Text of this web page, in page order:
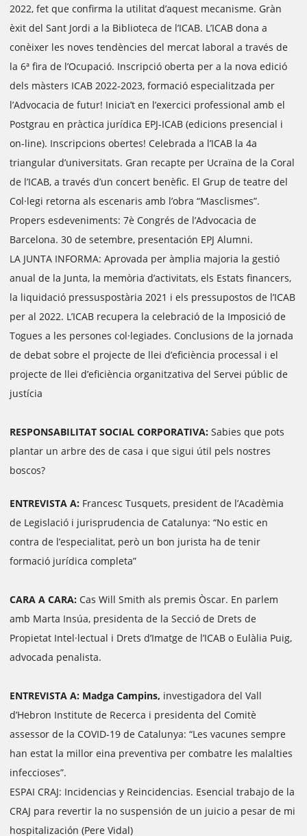
2022, fet que confirma la utilitat d’aquest mecanisme. Gràn
èxit del Sant Jordi a la Biblioteca de l’ICAB. L’ICAB dona a
conèixer les noves tendències del mercat laboral a través de
la 6ª fira de l’Ocupació. Inscripció oberta per a la nova edició
dels màsters ICAB 2022-2023, formació especialitzada per
l’Advocacia de futur! Inicia’t en l’exercici professional amb el
Postgrau en pràctica jurídica EPJ-ICAB (edicions presencial i
on-line). Inscripcions obertes! Celebrada a l’ICAB la 4a
triangular d’universitats. Gran recapte per Ucraïna de la Coral
de l’ICAB, a través d’un concert benèfic. El Grup de teatre del
Col·legi retorna als escenaris amb l’obra “Masclismes”.
Propers esdeveniments: 7è Congrés de l’Advocacia de
Barcelona. 30 de setembre, presentación EPJ Alumni.
LA JUNTA INFORMA: Aprovada per àmplia majoria la gestió
anual de la Junta, la memòria d’activitats, els Estats financers,
la liquidació pressuspostària 2021 i els pressupostos de l’ICAB
per al 2022. L’ICAB recupera la celebració de la Imposició de
Togues a les persones col·legiades. Conclusions de la jornada
de debat sobre el projecte de llei d’eficiència processal i el
projecte de llei d’eficiència organitzativa del Servei públic de
justícia
RESPONSABILITAT SOCIAL CORPORATIVA: Sabies que pots
plantar un arbre des de casa i que sigui útil pels nostres
boscos?
ENTREVISTA A: Francesc Tusquets, president de l’Acadèmia
de Legislació i jurisprudencia de Catalunya: “No estic en
contra de l’especialitat, però un bon jurista ha de tenir
formació jurídica completa”
CARA A CARA: Cas Will Smith als premis Òscar. En parlem
amb Marta Insúa, presidenta de la Secció de Drets de
Propietat Intel·lectual i Drets d’Imatge de l’ICAB o Eulàlia Puig,
advocada penalista.
ENTREVISTA A: Madga Campins, investigadora del Vall
d’Hebron Institute de Recerca i presidenta del Comitè
assessor de la COVID-19 de Catalunya: “Les vacunes sempre
han estat la millor eina preventiva per combatre les malalties
infeccioses”.
ESPAI CRAJ: Incidencias y Reincidencias. Esencial trabajo de la
CRAJ para revertir la no suspensión de un juicio a pesar de mi
hospitalización (Pere Vidal)